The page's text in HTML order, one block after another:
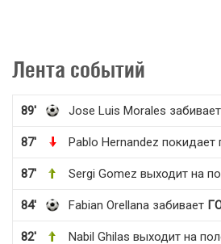
Лента событий
89' Jose Luis Morales забивает
87' Pablo Hernandez покидает
87' Sergi Gomez выходит на
84' Fabian Orellana забивает
82' Nabil Ghilas выходит на